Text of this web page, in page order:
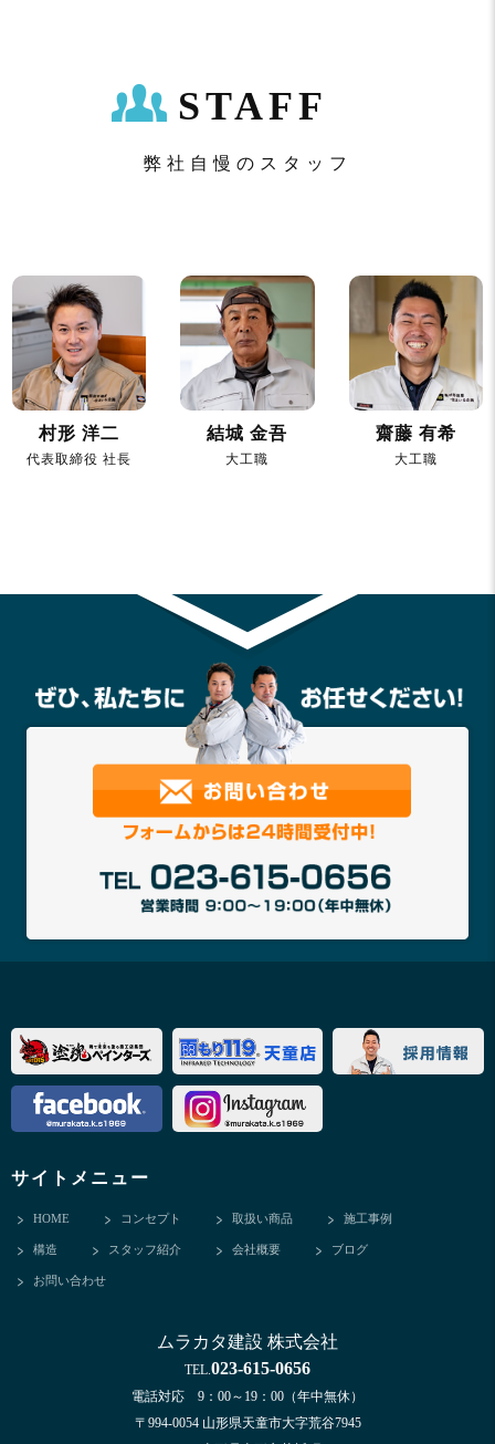
STAFF
弊社自慢のスタッフ
村形 洋二
代表取締役 社長
結城 金吾
大工職
齋藤 有希
大工職
サイトメニュー
HOME コンセプト 取扱い商品 施工事例
構造 スタッフ紹介 会社概要 ブログ
お問い合わせ
ムラカタ建設 株式会社
TEL.023-615-0656
電話対応 9：00～19：00（年中無休）
〒994-0054 山形県天童市大字荒谷7945